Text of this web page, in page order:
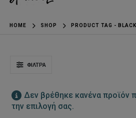
HOME SHOP PRODUCT TAG -
ΦΊΛΤΡΑ
Δεν βρέθηκε κανένα προϊόν
την επιλογή σας.